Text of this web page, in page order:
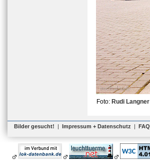
Foto: Rudi Langner
Bilder gesucht! | Impressum + Datenschutz | FAQ